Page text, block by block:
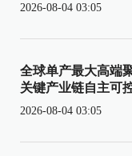
2026-08-04 03:05
全球单产最大高端
关键产业链自主可
2026-08-04 03:05